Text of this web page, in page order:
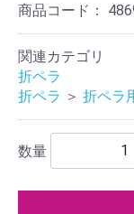
商品コード：
関連カテゴリ
折ペラ
折ペラ ＞ 折ペラ
数量